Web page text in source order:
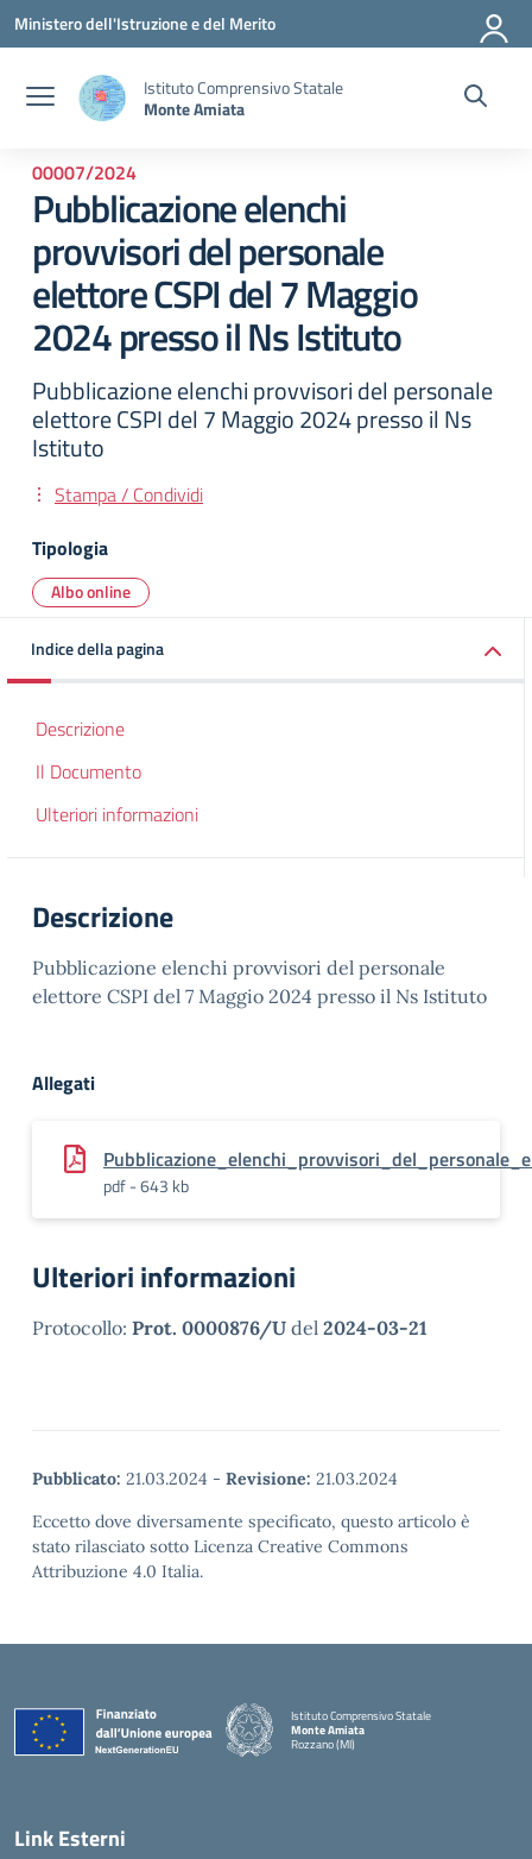
Vai ai contenuti
Vai al menu di navigazione
Vai al footer
Ministero dell'Istruzione e del Merito
Istituto Comprensivo Statale
Monte Amiata
00007/2024
Pubblicazione elenchi
provvisori del personale
elettore CSPI del 7 Maggio
2024 presso il Ns Istituto
Pubblicazione elenchi provvisori del personale
elettore CSPI del 7 Maggio 2024 presso il Ns
Istituto
Stampa / Condividi
Tipologia
Albo online
Indice della pagina
Descrizione
Il Documento
Ulteriori informazioni
Descrizione
Pubblicazione elenchi provvisori del personale
elettore CSPI del 7 Maggio 2024 presso il Ns Istituto
Allegati
pdf - 643 kb
Ulteriori informazioni
Protocollo: Prot. 0000876/U del 2024-03-21
Pubblicato: 21.03.2024 - Revisione: 21.03.2024
Eccetto dove diversamente specificato, questo articolo è
stato rilasciato sotto Licenza Creative Commons
Attribuzione 4.0 Italia.
Istituto Comprensivo Statale
Monte Amiata
Rozzano (MI)
Link Esterni